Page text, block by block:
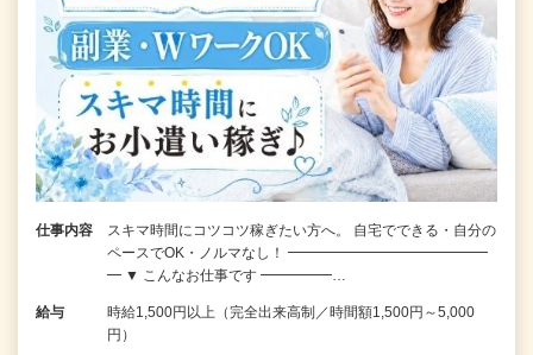
仕事内容
スキマ時間にコツコツ稼ぎたい方へ。 自宅でできる・自分の
ペースでOK・ノルマなし！ ━━━━━━━━━━━━━━
━ ▼ こんなお仕事です ━━━━━…
給与
時給1,500円以上（完全出来高制／時間額1,500円～5,000
円）